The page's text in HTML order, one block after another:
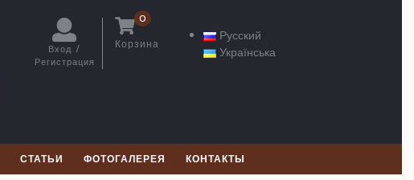
Вход /
Регистрация
Корзина
0
Русский
Українська
СТАТЬИ ФОТОГАЛЕРЕЯ КОНТАКТЫ